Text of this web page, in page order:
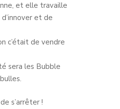
et elle travaille
et de
c’était de vendre
sera les Bubble
s’arrêter !